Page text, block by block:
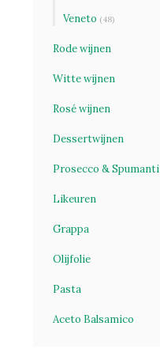
Veneto (48)
Rode wijnen
Witte wijnen
Rosé wijnen
Dessertwijnen
Prosecco & Spumanti
Likeuren
Grappa
Olijfolie
Pasta
Aceto Balsamico